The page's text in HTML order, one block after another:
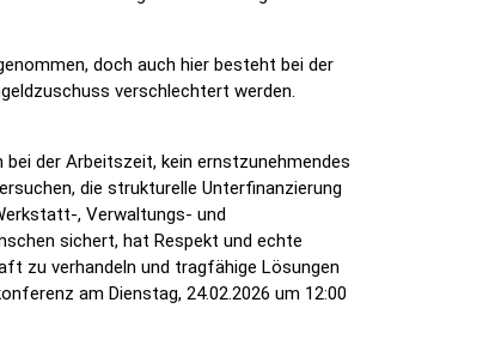
doch auch hier besteht bei der
verschlechtert werden.
bei der Arbeitszeit, kein ernstzunehmendes
die strukturelle Unterfinanzierung
, Verwaltungs- und
sichert, hat Respekt und echte
zu verhandeln und tragfähige Lösungen
am Dienstag, 24.02.2026 um 12:00